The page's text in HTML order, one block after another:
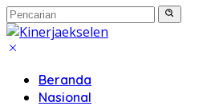
Beranda
Nasional